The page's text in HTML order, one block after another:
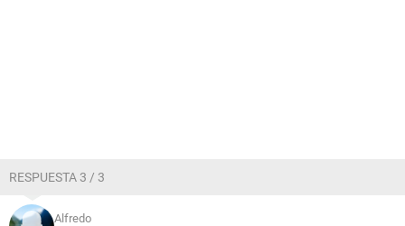
RESPUESTA 3 / 3
Alfredo